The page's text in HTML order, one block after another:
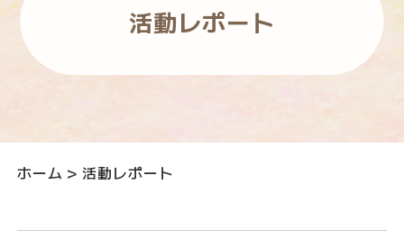
活動レポート
ホーム >活動レポート